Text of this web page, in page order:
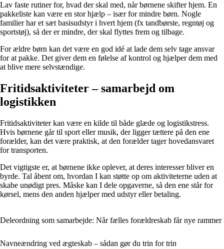
Lav faste rutiner for, hvad der skal med, når børnene skifter hjem. En
pakkeliste kan være en stor hjælp – især for mindre børn. Nogle
familier har et sæt basisudstyr i hvert hjem (fx tandbørste, regntøj og
sportstøj), så der er mindre, der skal flyttes frem og tilbage.
For ældre børn kan det være en god idé at lade dem selv tage ansvar
for at pakke. Det giver dem en følelse af kontrol og hjælper dem med
at blive mere selvstændige.
Fritidsaktiviteter – samarbejd om
logistikken
Fritidsaktiviteter kan være en kilde til både glæde og logistikstress.
Hvis børnene går til sport eller musik, der ligger tættere på den ene
forælder, kan det være praktisk, at den forælder tager hovedansvaret
for transporten.
Det vigtigste er, at børnene ikke oplever, at deres interesser bliver en
byrde. Tal åbent om, hvordan I kan støtte op om aktiviteterne uden at
skabe unødigt pres. Måske kan I dele opgaverne, så den ene står for
kørsel, mens den anden hjælper med udstyr eller betaling.
Deleordning som samarbejde: Når fælles forældreskab får nye rammer
Navneændring ved ægteskab – sådan gør du trin for trin